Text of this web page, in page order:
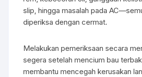
slip, hingga masalah pada
diperiksa dengan cermat.
Melakukan pemeriksaan secara
segera setelah mencium bau
membantu mencegah kerusakan